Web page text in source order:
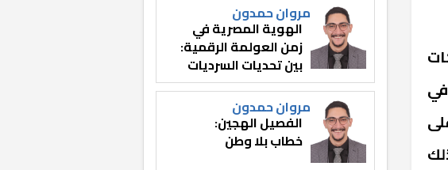
مروان حمدون
الهوية المصرية في
زمن العولمة الرقمية:
بين تحديات السرديات
وصناعة الوعي
مروان حمدون
الفصيل الهجين:
خطاب بلا وطن